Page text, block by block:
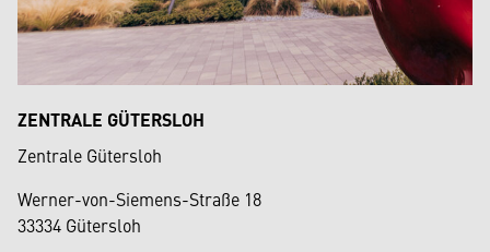
ZENTRALE GÜTERSLOH
Zentrale Gütersloh
Werner-von-Siemens-Straße 18
33334 Gütersloh